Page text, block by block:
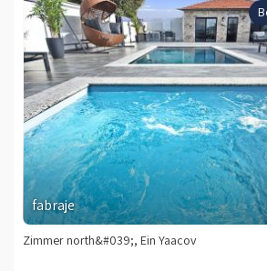
fabraje
Zimmer north&#039;, Ein Yaacov